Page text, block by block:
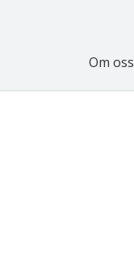
Om oss